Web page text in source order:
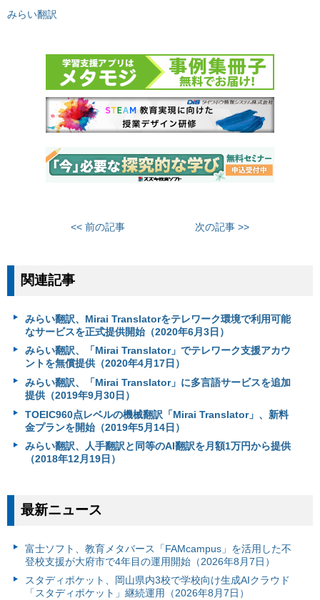
みらい翻訳
<< 前の記事 次の記事 >>
関連記事
みらい翻訳、Mirai Translatorをテレワーク環境で利用可能
なサービスを正式提供開始（2020年6月3日）
みらい翻訳、「Mirai Translator」でテレワーク支援アカウ
ントを無償提供（2020年4月17日）
みらい翻訳、「Mirai Translator」に多言語サービスを追加
提供（2019年9月30日）
TOEIC960点レベルの機械翻訳「Mirai Translator」、新料
金プランを開始（2019年5月14日）
みらい翻訳、人手翻訳と同等のAI翻訳を月額1万円から提供
（2018年12月19日）
最新ニュース
富⼠ソフト、教育メタバース「FAMcampus」を活用した不
登校支援が大府市で4年目の運用開始（2026年8月7日）
スタディポケット、岡山県内3校で学校向け生成AIクラウド
「スタディポケット」継続運用（2026年8月7日）